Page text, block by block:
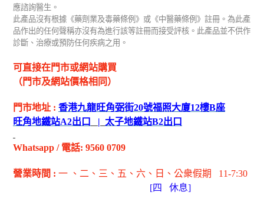
應諮詢醫生。
此產品沒有根據《藥劑業及毒藥條例》或《中醫藥條例》註冊。為此產
品作出的任何聲稱亦沒有為進行該等註冊而接受評核。此產品並不供作
診斷、治療或預防任何疾病之用。
可直接在門市或網站購買
（門市及網站價格相同）
門市地址 : 香港九龍旺角弼街20號福照大廈12樓B座
旺角地鐵站A2出 口 | 太子地鐵站B2出 口
Whatsapp / 電話: 9560 0709
營業時間 : 一 、二、三、五 、六 、日 、公衆假期
11-7:30
[四 休息]